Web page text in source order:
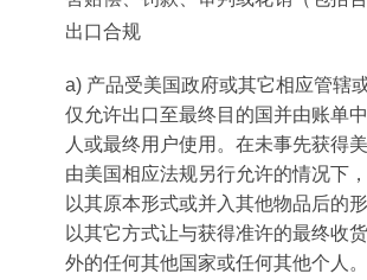
出口合规
a) 产品受美国政府或其它相应管辖
仅允许出口至最终目的国并由账单
人或最终用户使用。在未事先获得
由美国相应法规另行允许的情况下
以其原本形式或并入其他物品后的
以其它方式让与获得准许的最终收
外的任何其他国家或任何其他个人